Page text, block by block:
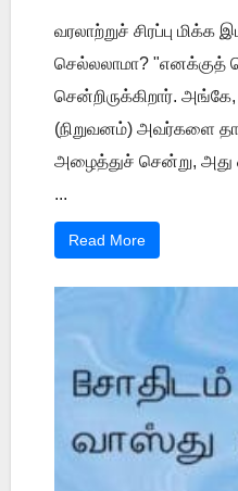
வரலாற்றுச் சிரப்பு மிக்க
செல்லலாமா? "எனக்குத்
சென்றிருக்கிறார்.
(நிறுவனம்) அவர்களை
அழைத்துச் சென்று,
...
Read More